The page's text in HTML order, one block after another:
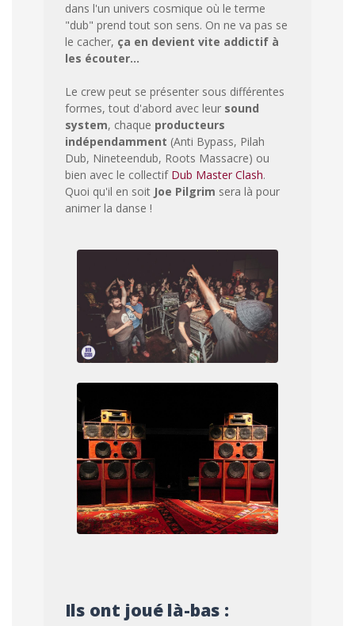
dans l'un univers cosmique où le terme
"dub" prend tout son sens. On ne va pas se
le cacher, ça en devient vite addictif à
les écouter...
Le crew peut se présenter sous différentes
formes, tout d'abord avec leur sound
system, chaque producteurs
indépendamment (Anti Bypass, Pilah
Dub, Nineteendub, Roots Massacre) ou
bien avec le collectif Dub Master Clash.
Quoi qu'il en soit Joe Pilgrim sera là pour
animer la danse !
Ils ont joué là-bas :